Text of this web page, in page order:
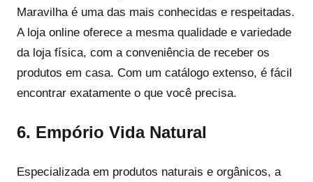
Maravilha é uma das mais conhecidas e respeitadas.
A loja online oferece a mesma qualidade e variedade
da loja física, com a conveniência de receber os
produtos em casa. Com um catálogo extenso, é fácil
encontrar exatamente o que você precisa.
6. Empório Vida Natural
Especializada em produtos naturais e orgânicos, a